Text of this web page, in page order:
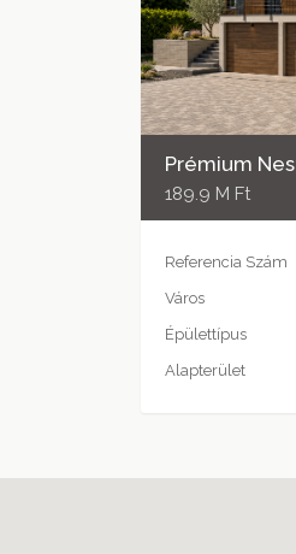
189.9 M Ft
Referencia Szám
Város
Épülettípus
Alapterület